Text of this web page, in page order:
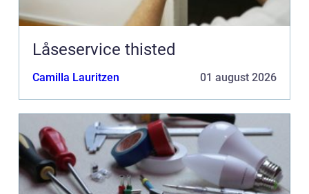
Låseservice thisted
Camilla Lauritzen 01 august 2026